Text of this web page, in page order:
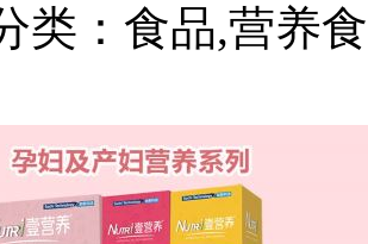
类：食品,营养